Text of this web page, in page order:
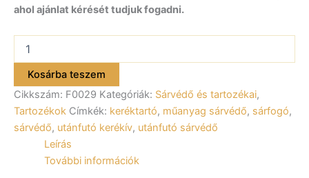
ahol ajánlat kérését tudjuk fogadni.
műanyag
200/660,
fékes
F0029
mennyiség
Kosárba teszem
Cikkszám: F0029 Kategóriák: Sárvédő és tartozékai,
Tartozékok Címkék: keréktartó, műanyag sárvédő, sárfogó,
sárvédő, utánfutó kerékív, utánfutó sárvédő
Leírás
További információk